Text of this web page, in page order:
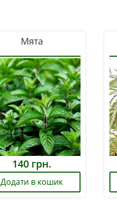
Мята
140грн.
Додати в кошик